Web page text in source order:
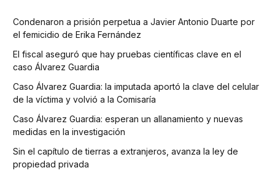
Condenaron a prisión perpetua a Javier Antonio Duarte por
el femicidio de Erika Fernández
El fiscal aseguró que hay pruebas científicas clave en el
caso Álvarez Guardia
Caso Álvarez Guardia: la imputada aportó la clave del celular
de la víctima y volvió a la Comisaría
Caso Álvarez Guardia: esperan un allanamiento y nuevas
medidas en la investigación
Sin el capítulo de tierras a extranjeros, avanza la ley de
propiedad privada